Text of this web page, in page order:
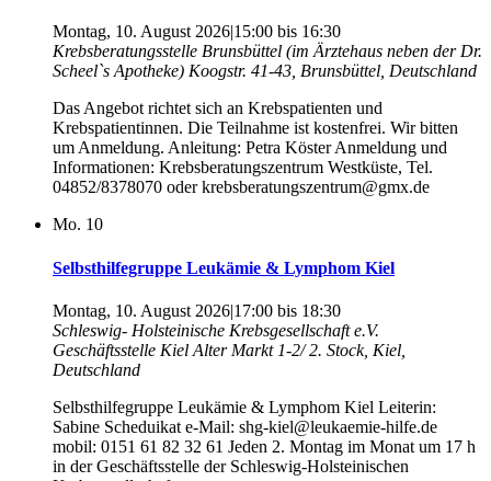
Montag, 10. August 2026|15:00 bis 16:30
Krebsberatungsstelle Brunsbüttel (im Ärztehaus neben der Dr.
Scheel`s Apotheke) Koogstr. 41-43, Brunsbüttel, Deutschland
Das Angebot richtet sich an Krebspatienten und
Krebspatientinnen. Die Teilnahme ist kostenfrei. Wir bitten
um Anmeldung. Anleitung: Petra Köster Anmeldung und
Informationen: Krebsberatungszentrum Westküste, Tel.
04852/8378070 oder krebsberatungszentrum@gmx.de
Mo. 10
Selbsthilfegruppe Leukämie & Lymphom Kiel
Montag, 10. August 2026|17:00 bis 18:30
Schleswig- Holsteinische Krebsgesellschaft e.V.
Geschäftsstelle Kiel Alter Markt 1-2/ 2. Stock, Kiel,
Deutschland
Selbsthilfegruppe Leukämie & Lymphom Kiel Leiterin:
Sabine Scheduikat e-Mail: shg-kiel@leukaemie-hilfe.de
mobil: 0151 61 82 32 61 Jeden 2. Montag im Monat um 17 h
in der Geschäftsstelle der Schleswig-Holsteinischen